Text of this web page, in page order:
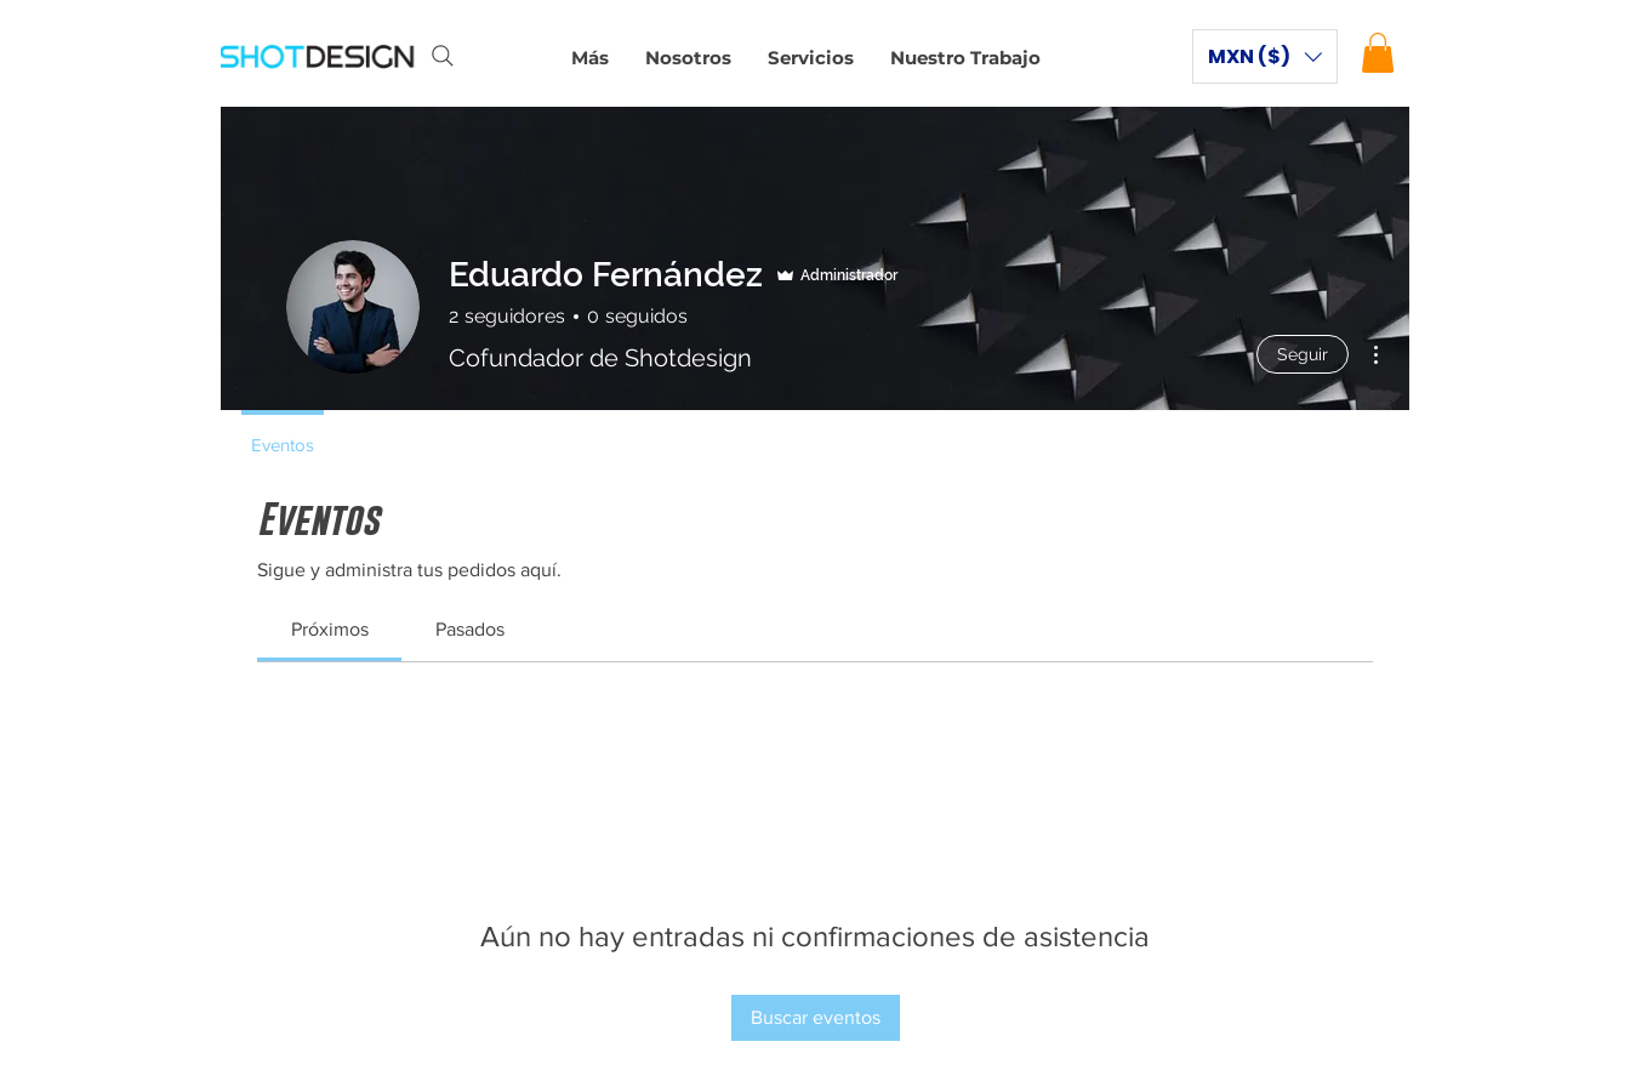
Nuestro Trabajo
Servicios
Nosotros
Más MXN ($)
Eventos
Sigue y administra tus pedidos aquí.
Próximos Pasados
Aún no hay entradas ni confirmaciones de asistencia
Buscar eventos
Eduardo Fernández Administrador
2 seguidores 0 seguidos
Cofundador de Shotdesign Seguir
Más acciones
Eventos